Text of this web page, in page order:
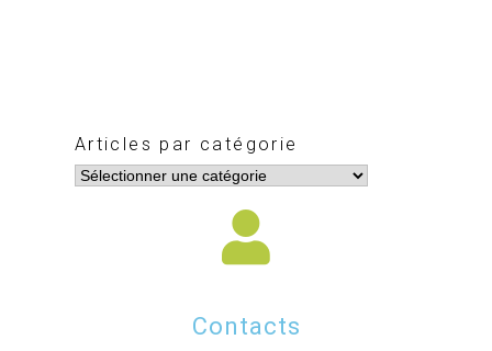
Articles par catégorie
Contacts